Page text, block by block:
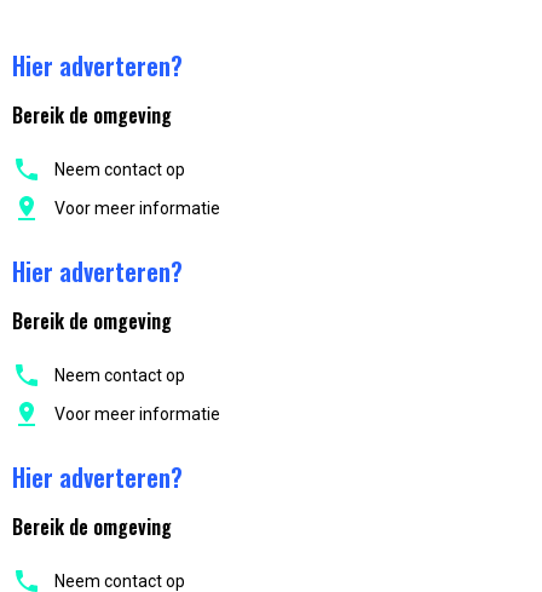
Hier adverteren?
Bereik de omgeving
Neem contact op
Voor meer informatie
Hier adverteren?
Bereik de omgeving
Neem contact op
Voor meer informatie
Hier adverteren?
Bereik de omgeving
Neem contact op